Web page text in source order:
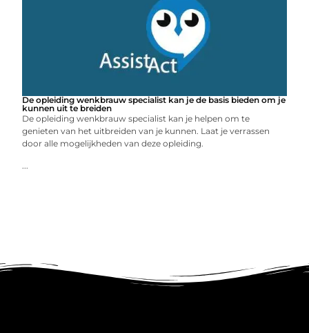
De opleiding wenkbrauw specialist kan je de basis bieden om je
kunnen uit te breiden
De opleiding wenkbrauw specialist kan je helpen om te
genieten van het uitbreiden van je kunnen. Laat je verrassen
door alle mogelijkheden van deze opleiding.
...